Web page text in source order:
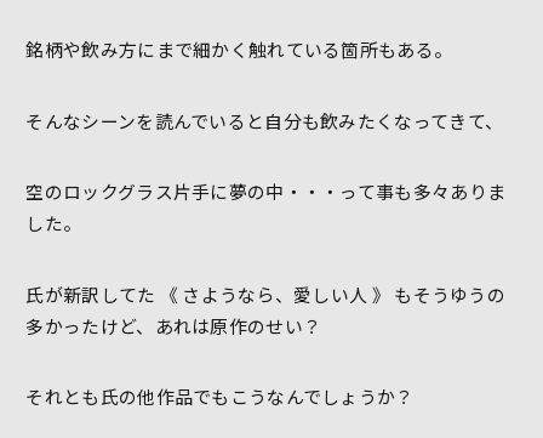
銘柄や飲み方にまで細かく触れている箇所もある。
そんなシーンを読んでいると自分も飲みたくなってきて、
空のロックグラス片手に夢の中・・・って事も多々ありま
した。
氏が新訳してた 《 さようなら、愛しい人 》 もそうゆうの
多かったけど、あれは原作のせい？
それとも氏の他作品でもこうなんでしょうか？